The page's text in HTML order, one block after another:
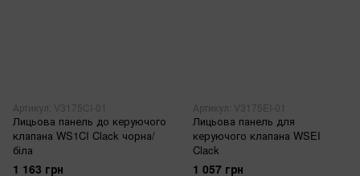
Артикул: V3175CI-01
Лицьова панель до керуючого
клапана WS1CI Clack чорна/
біла
1 163 грн
Артикул: V3175EI-01
Лицьова панель для
керуючого клапана WSEI
Clack
1 057 грн